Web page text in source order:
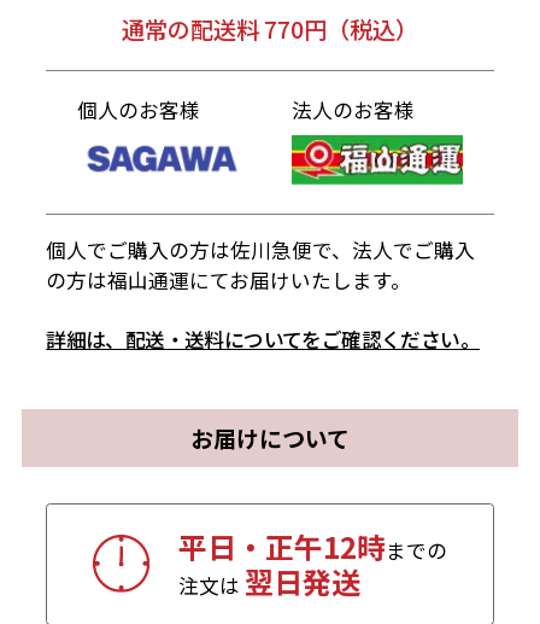
通常の配送料 770円（税込）
個人のお客様 法人のお客様
個人でご購入の方は佐川急便で、法人でご購入
の方は福山通運にてお届けいたします。
詳細は、配送・送料についてをご確認ください。
お届けについて
平日・正午12時までの
注文は 翌日発送